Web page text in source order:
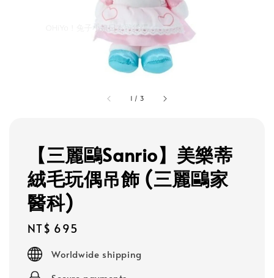
1 / 3
【三麗鷗Sanrio】美樂蒂
絨毛玩偶吊飾 (三麗鷗家
醫科)
Regular
price
NT$ 695
Worldwide shipping